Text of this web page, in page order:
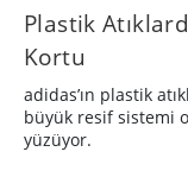
Plastik
Kortu
adidas’ın plastik
büyük resif sistemi
yüzüyor.